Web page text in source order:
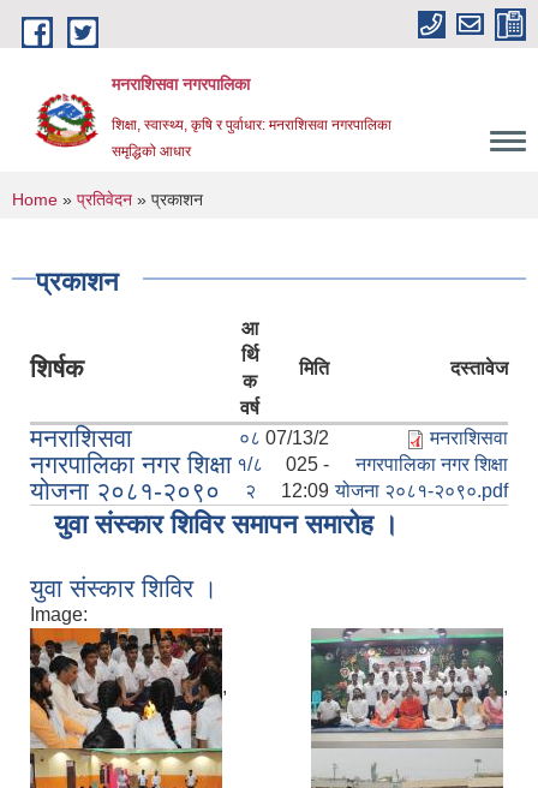
Skip to main content
मनराशिसवा नगरपालिका
शिक्षा, स्वास्थ्य, कृषि र पुर्वाधार: मनराशिसवा नगरपालिका
समृद्धिको आधार
You are here
Home » प्रतिवेदन » प्रकाशन
प्रकाशन
शिर्षक
आ
र्थि
क
वर्ष
मिति दस्तावेज
मनराशिसवा
नगरपालिका नगर शिक्षा
योजना २०८१-२०९०
०८
१/८
२
07/13/2
025 -
12:09
मनराशिसवा
नगरपालिका नगर शिक्षा
योजना २०८१-२०९०.pdf
युवा संस्कार शिविर समापन समारोह ।
युवा संस्कार शिविर ।
Image:
, ,